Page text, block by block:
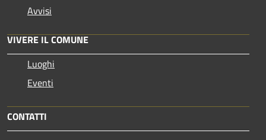
Avvisi
VIVERE IL COMUNE
Luoghi
Eventi
CONTATTI